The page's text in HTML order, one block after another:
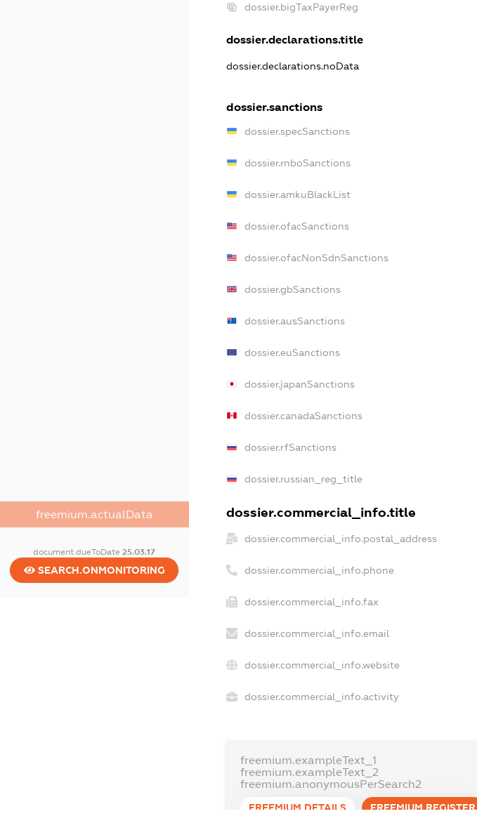
freemium.actualData
document.dueToDate25.03.17
SEARCH.ONMONITORING
dossier.bigTaxPayerReg
dossier.declarations.title
dossier.declarations.noData
dossier.sanctions
dossier.specSanctions
dossier.rnboSanctions
dossier.amkuBlackList
dossier.ofacSanctions
dossier.ofacNonSdnSanctions
dossier.gbSanctions
dossier.ausSanctions
dossier.euSanctions
dossier.japanSanctions
dossier.canadaSanctions
dossier.rfSanctions
dossier.russian_reg_title
dossier.commercial_info.title
dossier.commercial_info.postal_address
dossier.commercial_info.phone
dossier.commercial_info.fax
dossier.commercial_info.email
dossier.commercial_info.website
dossier.commercial_info.activity
freemium.exampleText_1
freemium.exampleText_2
freemium.anonymousPerSearch2
FREEMIUM.DETAILS FREEMIUM.REGISTER